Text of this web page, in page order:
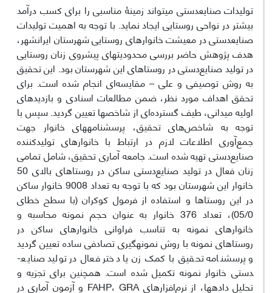
تولیدات صنایع­دستی می­تواند زمینۀ مناسبی را برای کسب درآمد
بیشتر در نواحی روستایی ایجاد نماید. با توجه به اهمیت تولیدات
صنایع­دستی در معیشت خانوارهای روستایی شهرستان ایرانشهر،
هدف پژوهش حاضر بررسی محدودیت­های پیش­روی زنان روستایی
در تولید صنایع‌دستی در روستاهای این شهرستان بود. این تحقیق
به روش توصیفی و علی – مقایسه‌ای انجام شده است. برای
تحقق اهداف مورد نظر، ضمن مطالعات اسنادی و بازدیدهای
اولیه میدانی، طیف گسترده‌ای از شاخص­ها تعیین گردید. سپس با
توجه به شاخص‌های تحقیق، پرسشنامه­های خانوار جهت
جمع‌آوری اطلاعات لازم در ارتباط با خانوارهای تولیدکننده
صنایع‌دستی تهیه شده است. جامعه آماری تحقیق، شامل تمامی
زنان فعال در تولید صنایع‌دستی ساکن در روستاهای بالای 50
خانوار این شهرستان بود که با توجه به تعداد 9008 خانوار ساکن
در این روستاها و استفاده از فرمول کوکران (با سطح خطای
05/0)، تعداد 376 خانوار به عنوان حجم نمونه محاسبه و
خانوارهای نمونه به تناسب فراوانی خانوارهای ساکن در
روستاهای نمونه با روش نمونه­گیری تصادفی ساده تعیین گردید
و پرسشنامه تحقیق با کمک زن یا دختر فعال در تولید صنایع­
دستی خانوار نمونه تکمیل شده‌ است. همچنین برای تجزیه و
تحلیل داده­ها، از نرم‌افزارهای FAHP، GRA و آزمون آماری در